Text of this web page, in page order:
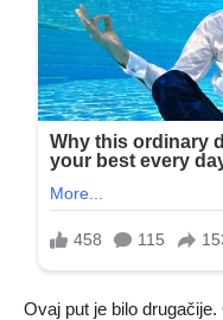
Ovaj put je bilo